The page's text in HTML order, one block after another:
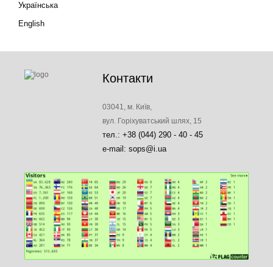
Українська
English
Контакти
03041, м. Київ,
вул. Горіхуватський шлях, 15
тел.: +38 (044) 290 - 40 - 45
e-mail: sops@i.ua